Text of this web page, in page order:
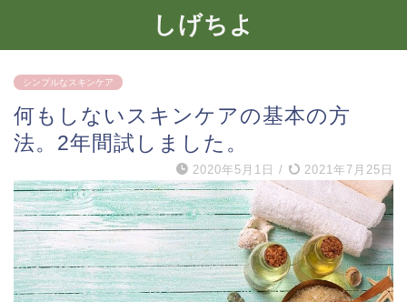
しげちよ
シンプルなスキンケア
何もしないスキンケアの基本の方
法。2年間試しました。
2020年5月1日 / 2021年7月25日